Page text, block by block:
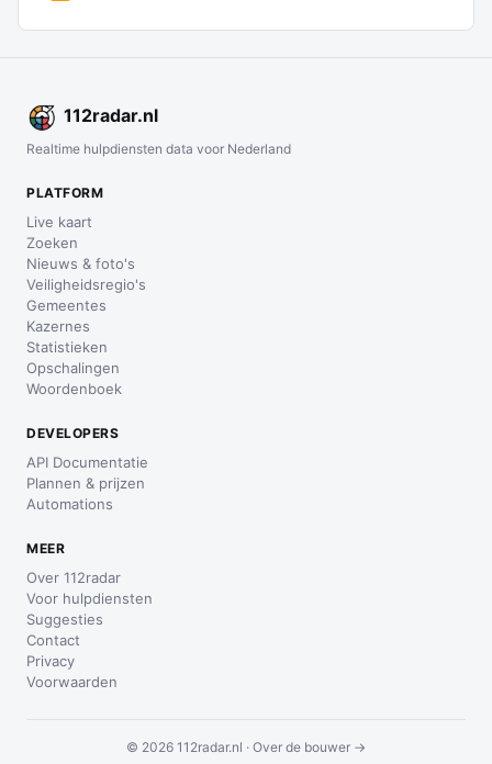
112radar.nl
Realtime hulpdiensten data voor Nederland
PLATFORM
Live kaart
Zoeken
Nieuws & foto's
Veiligheidsregio's
Gemeentes
Kazernes
Statistieken
Opschalingen
Woordenboek
DEVELOPERS
API Documentatie
Plannen & prijzen
Automations
MEER
Over 112radar
Voor hulpdiensten
Suggesties
Contact
Privacy
Voorwaarden
© 2026 112radar.nl · Over de bouwer →